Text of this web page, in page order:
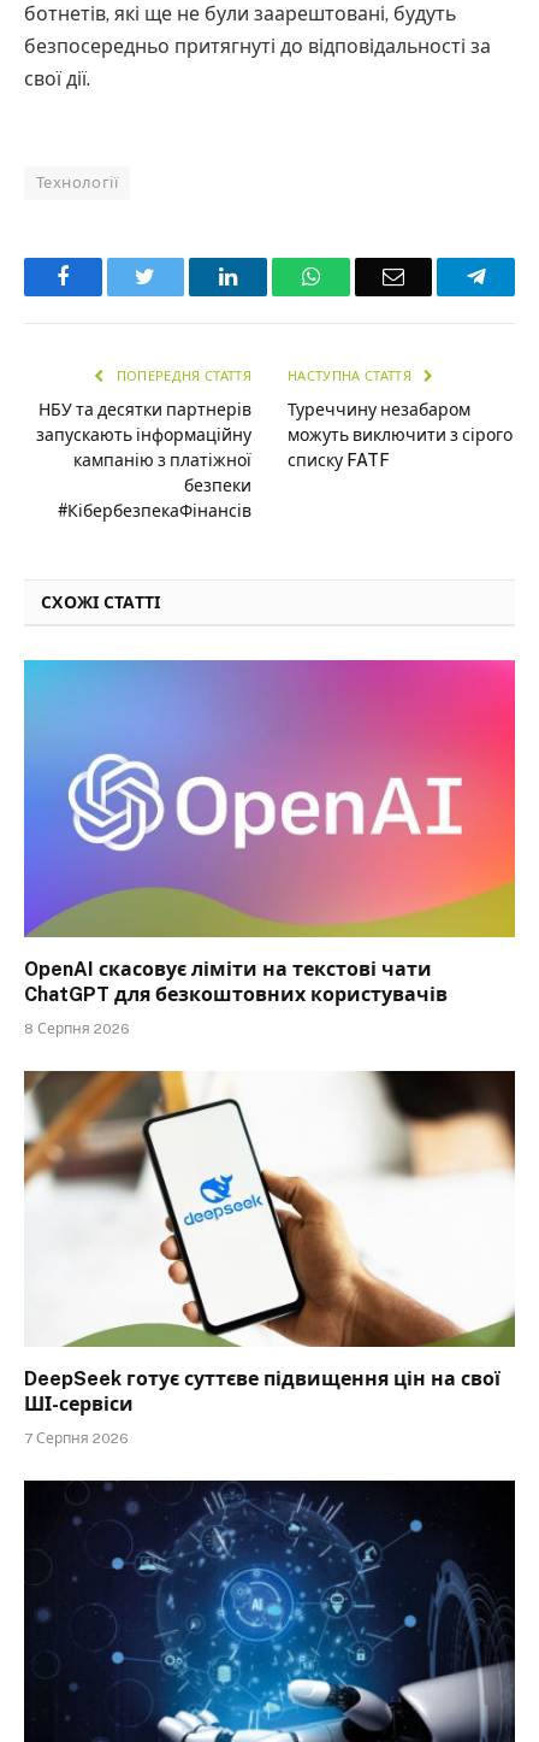
ботнетів, які ще не були заарештовані, будуть
безпосередньо притягнуті до відповідальності за
свої дії.
Технології
Facebook LinkedInWhatsAppEmail
ПОПЕРЕДНЯ СТАТТЯ
НБУ та десятки партнерів
запускають інформаційну
кампанію з платіжної
безпеки
#КібербезпекаФінансів
НАСТУПНА СТАТТЯ
Туреччину незабаром
можуть виключити з сірого
списку FATF
СХОЖІ СТАТТІ
OpenAI скасовує ліміти на текстові чати
ChatGPT для безкоштовних користувачів
8 Серпня 2026
DeepSeek готує суттєве підвищення цін на свої
ШІ-сервіси
7 Серпня 2026